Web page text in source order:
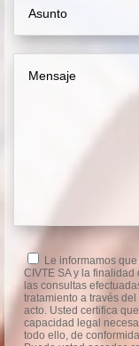
Le informamos
CIVTE SA y la
las consultas
tratamiento a través
acto. Usted certifica
capacidad legal
todo ello, de